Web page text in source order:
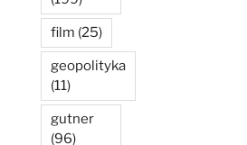
film (25)
geopolityka
(11)
gutner
(96)